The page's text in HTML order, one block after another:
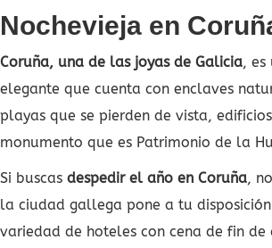
Nochevieja en
Coruña, una de las joyas de Galicia, es
elegante que cuenta con enclaves
playas que se pierden de vista,
monumento que es Patrimonio de la
Si buscas despedir el año en Coruña,
la ciudad gallega pone a tu
variedad de hoteles con cena de fin